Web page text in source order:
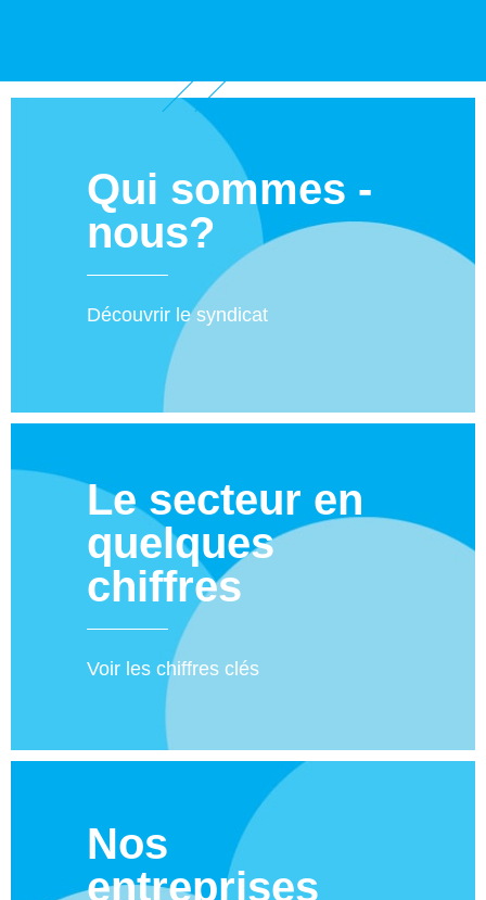
Qui sommes -
nous?
Découvrir le syndicat
Le secteur en
quelques
chiffres
Voir les chiffres clés
Nos
entreprises